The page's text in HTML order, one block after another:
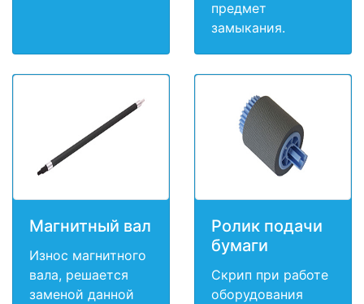
предмет
замыкания.
Магнитный вал
Износ магнитного
вала, решается
заменой данной
Ролик подачи
бумаги
Скрип при работе
оборудования